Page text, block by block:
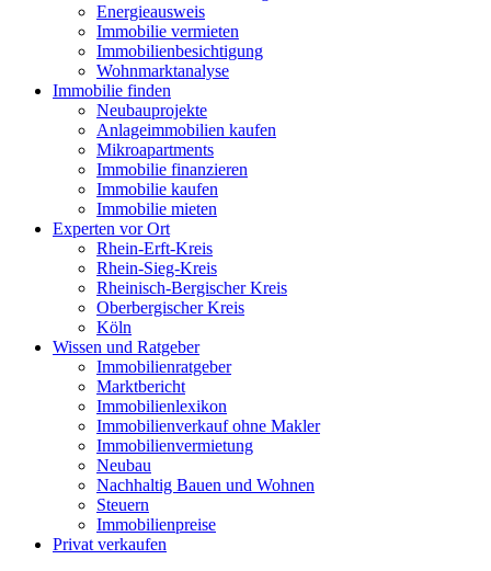
Energieausweis
Immobilie vermieten
Immobilienbesichtigung
Wohnmarktanalyse
Immobilie finden
Neubauprojekte
Anlageimmobilien kaufen
Mikroapartments
Immobilie finanzieren
Immobilie kaufen
Immobilie mieten
Experten vor Ort
Rhein-Erft-Kreis
Rhein-Sieg-Kreis
Rheinisch-Bergischer Kreis
Oberbergischer Kreis
Köln
Wissen und Ratgeber
Immobilienratgeber
Marktbericht
Immobilienlexikon
Immobilienverkauf ohne Makler
Immobilienvermietung
Neubau
Nachhaltig Bauen und Wohnen
Steuern
Immobilienpreise
Privat verkaufen